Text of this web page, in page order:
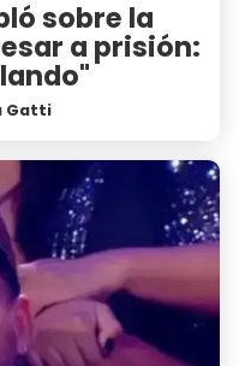
sobre la
a prisión:
Gatti